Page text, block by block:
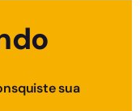
sua